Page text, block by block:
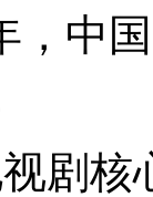
，中
剧